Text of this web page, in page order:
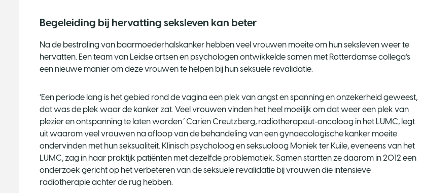
Begeleiding bij hervatting seksleven kan beter ​
Na de bestraling van baarmoederhalskanker hebben veel vrouwen moeite om hun seksleven weer te
hervatten. Een team van Leidse artsen en psychologen ontwikkelde samen met Rotterdamse collega’s
een nieuwe manier om deze vrouwen te helpen bij hun seksuele revalidatie.
‘Een periode lang is het gebied rond de vagina een plek van angst en spanning en onzekerheid geweest,
dat was de plek waar de kanker zat. Veel vrouwen vinden het heel moeilijk om dat weer een plek van
plezier en ontspanning te laten worden.’ Carien Creutzberg, radiotherapeut-oncoloog in het LUMC, legt
uit waarom veel vrouwen na afloop van de behandeling van een gynaecologische kanker moeite
ondervinden met hun seksualiteit. Klinisch psycholoog en seksuoloog Moniek ter Kuile, eveneens van het
LUMC, zag in haar praktijk patiënten met dezelfde problematiek. Samen startten ze daarom in 2012 een
onderzoek gericht op het verbeteren van de seksuele revalidatie bij vrouwen die intensieve
radiotherapie achter de rug hebben.